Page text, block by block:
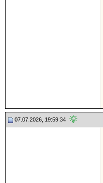
07.07.2026, 19:59:34